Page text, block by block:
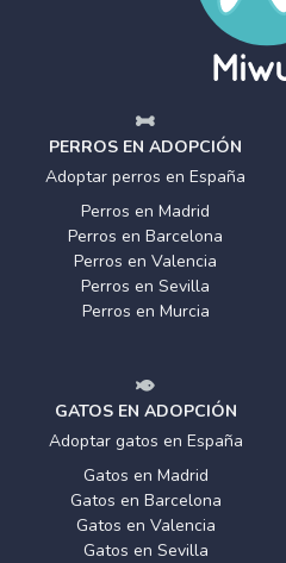
PERROS EN ADOPCIÓN
Adoptar perros en España
Perros en Madrid
Perros en Barcelona
Perros en Valencia
Perros en Sevilla
Perros en Murcia
GATOS EN ADOPCIÓN
Adoptar gatos en España
Gatos en Madrid
Gatos en Barcelona
Gatos en Valencia
Gatos en Sevilla